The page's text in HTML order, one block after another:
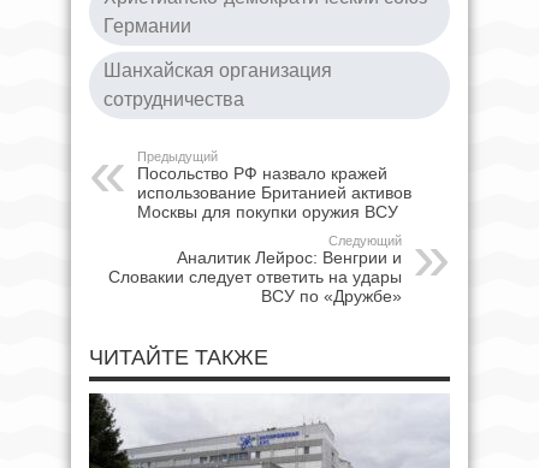
Германии
Шанхайская организация
сотрудничества
Предыдущий
Посольство РФ назвало кражей
использование Британией активов
Москвы для покупки оружия ВСУ
Следующий
Аналитик Лейрос: Венгрии и
Словакии следует ответить на удары
ВСУ по «Дружбе»
ЧИТАЙТЕ ТАКЖЕ